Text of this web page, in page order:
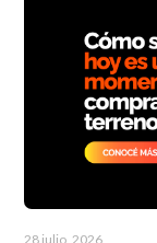
28 julio, 2026